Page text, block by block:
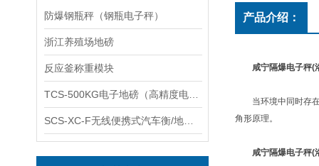
防爆钢瓶秤（钢瓶电子秤）
浙江养殖场地磅
反应釜称重模块
产品介绍：
咸宁隔爆电子秤(
当环境中同时存在
角形原理。
咸宁隔爆电子秤(